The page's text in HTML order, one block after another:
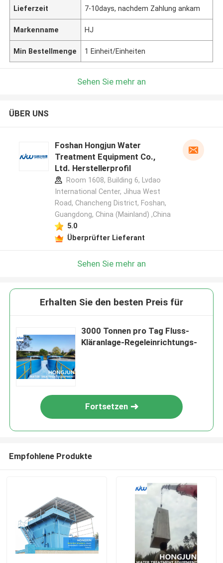
Lieferzeit 7-10days, nachdem Zahlung ankam
Markenname HJ
Min Bestellmenge 1 Einheit/Einheiten
Sehen Sie mehr an
ÜBER UNS
Foshan Hongjun Water
Treatment Equipment Co.,
Ltd. Herstellerprofil
Room 1608, Building 6, Lvdao
International Center, Jihua West
Road, Chancheng District, Foshan,
Guangdong, China (Mainland) ,China
5.0
Überprüfter Lieferant
Sehen Sie mehr an
Erhalten Sie den besten Preis für
3000 Tonnen pro Tag Fluss-
Kläranlage-Regeleinrichtungs-
Fortsetzen
Empfohlene Produkte